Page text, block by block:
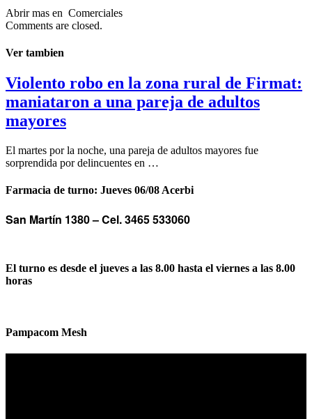
Abrir mas en Comerciales
Comments are closed.
Ver tambien
Violento robo en la zona rural de Firmat:
maniataron a una pareja de adultos
mayores
El martes por la noche, una pareja de adultos mayores fue
sorprendida por delincuentes en …
Farmacia de turno: Jueves 06/08 Acerbi
San Martín 1380 –Cel. 3465 533060
El turno es desde el jueves a las 8.00 hasta el viernes a las 8.00
horas
Pampacom Mesh